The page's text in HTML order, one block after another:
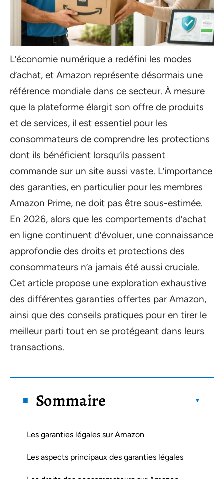
L’économie numérique a redéfini les modes
d’achat, et Amazon représente désormais une
référence mondiale dans ce secteur. À mesure
que la plateforme élargit son offre de produits
et de services, il est essentiel pour les
consommateurs de comprendre les protections
dont ils bénéficient lorsqu’ils passent
commande sur un site aussi vaste. L’importance
des garanties, en particulier pour les membres
Amazon Prime, ne doit pas être sous-estimée.
En 2026, alors que les comportements d’achat
en ligne continuent d’évoluer, une connaissance
approfondie des droits et protections des
consommateurs n’a jamais été aussi cruciale.
Cet article propose une exploration exhaustive
des différentes garanties offertes par Amazon,
ainsi que des conseils pratiques pour en tirer le
meilleur parti tout en se protégeant dans leurs
transactions.
Sommaire
Les garanties légales sur Amazon
Les aspects principaux des garanties légales